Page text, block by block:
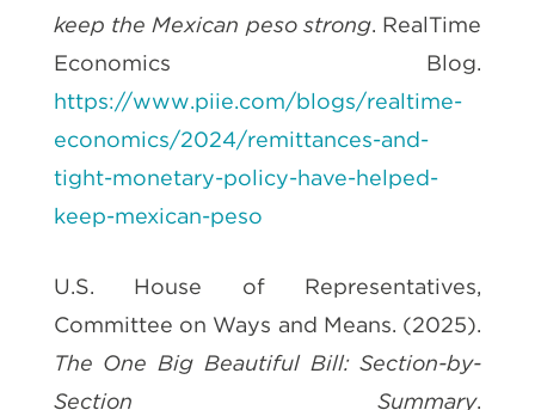
keep the Mexican peso strong. RealTime
Economics Blog.
https://www.piie.com/blogs/realtime-
economics/2024/remittances-and-
tight-monetary-policy-have-helped-
keep-mexican-peso
U.S. House of Representatives,
Committee on Ways and Means. (2025).
The One Big Beautiful Bill: Section-by-
Section Summary.